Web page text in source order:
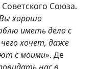
Союза.
хорошо
иметь дело с
хочет, даже
с моими». Де